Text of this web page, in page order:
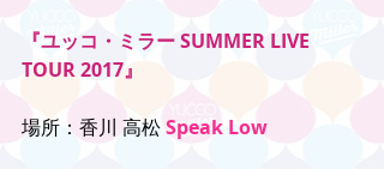
『ユッコ・ミラー SUMMER LIVE
TOUR 2017』
場所：香川 高松 Speak Low